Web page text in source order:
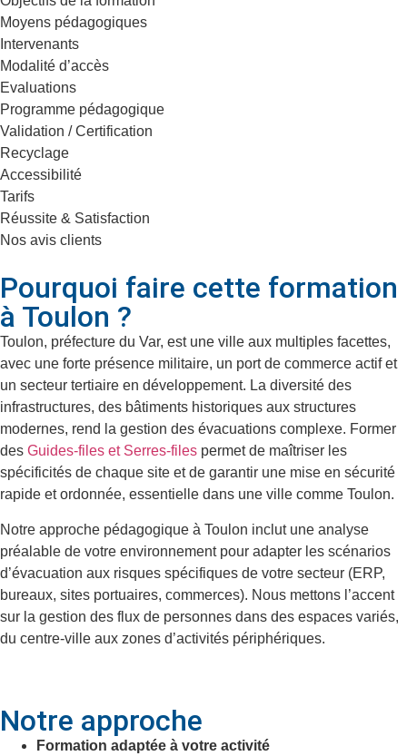
Moyens pédagogiques
Intervenants
Modalité d’accès
Evaluations
Programme pédagogique
Validation / Certification
Recyclage
Accessibilité
Tarifs
Réussite & Satisfaction
Nos avis clients
Pourquoi faire cette formation
à Toulon ?
Toulon, préfecture du Var, est une ville aux multiples facettes,
avec une forte présence militaire, un port de commerce actif et
un secteur tertiaire en développement. La diversité des
infrastructures, des bâtiments historiques aux structures
modernes, rend la gestion des évacuations complexe. Former
des Guides-files et Serres-files permet de maîtriser les
spécificités de chaque site et de garantir une mise en sécurité
rapide et ordonnée, essentielle dans une ville comme Toulon.
Notre approche pédagogique à Toulon inclut une analyse
préalable de votre environnement pour adapter les scénarios
d’évacuation aux risques spécifiques de votre secteur (ERP,
bureaux, sites portuaires, commerces). Nous mettons l’accent
sur la gestion des flux de personnes dans des espaces variés,
du centre-ville aux zones d’activités périphériques.
Notre approche
Formation adaptée à votre activité